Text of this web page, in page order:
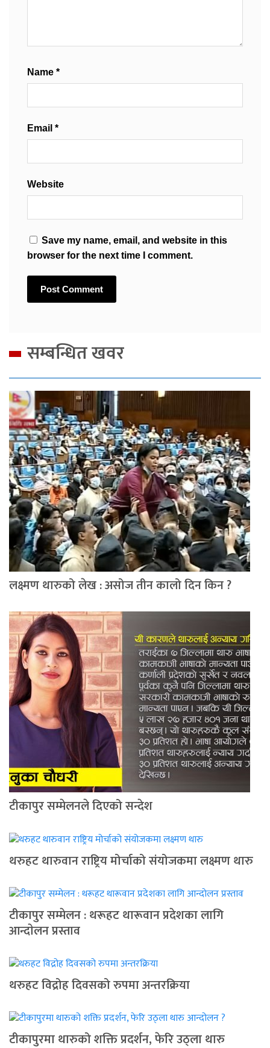
Name *
Email *
Website
Save my name, email, and website in this
browser for the next time I comment.
सम्बन्धित खवर
लक्ष्मण थारुको लेख : असोज तीन कालो दिन किन ?
टीकापुर सम्मेलनले दिएको सन्देश
थरुहट थारुवान राष्ट्रिय मोर्चाको संयोजकमा लक्ष्मण थारु
टीकापुर सम्मेलन : थरूहट थारूवान प्रदेशका लागि
आन्दाेलन प्रस्ताव
थरुहट विद्रोह दिवसको रुपमा अन्तरक्रिया
टीकापुरमा थारुको शक्ति प्रदर्शन, फेरि उठ्ला थारु